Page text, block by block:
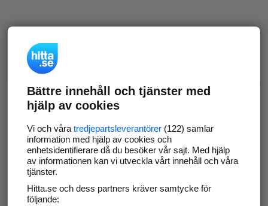
Bättre innehåll och tjänster med
hjälp av cookies
Vi och våra tredjepartsleverantörer(122) samlar
information med hjälp av cookies och
enhetsidentifierare då du besöker vår sajt. Med hjälp
av informationen kan vi utveckla vårt innehåll och våra
tjänster.
Hitta.se och dess partners kräver samtycke för
följande: